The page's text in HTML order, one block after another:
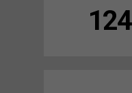
124